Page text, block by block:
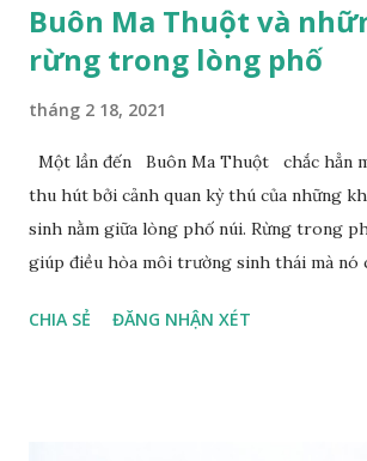
Buôn Ma Thuột và
rừng trong lòng phố
tháng 2 18, 2021
Một lần đến Buôn Ma Thuột chắc hẳn
thu hút bởi cảnh quan kỳ thú của những
sinh nằm giữa lòng phố núi. Rừng trong
giúp điều hòa môi trường sinh thái mà nó
địa. Tạ ơn rừng Buôn Ma Thuột - nơi được
CHIA SẺ ĐĂNG NHẬN XÉT